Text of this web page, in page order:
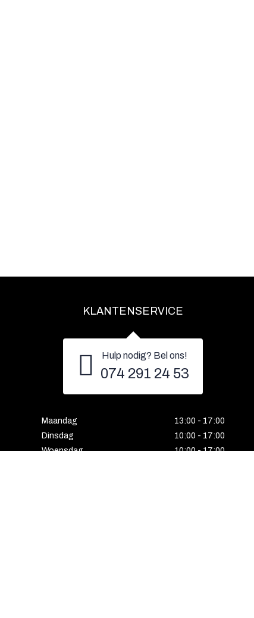
KLANTENSERVICE
Hulp nodig? Bel ons!
074 291 24 53
Maandag
13:00 - 17:00
Dinsdag
10:00 - 17:00
Woensdag
10:00 - 17:00